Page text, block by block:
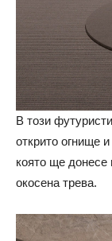
В този
открито огнище
която ще донесе
окосена трева.